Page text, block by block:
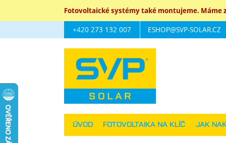
Fotovoltaické systémy také montujeme. Máme
Navigace
+420 273 132 007 ESHOP@SVP-SOLAR.CZ
ÚVOD FOTOVOLTAIKA NA KLÍČ JAK